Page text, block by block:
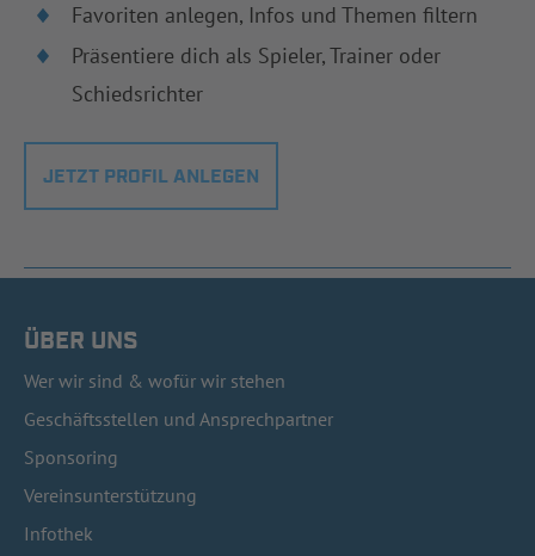
Favoriten anlegen, Infos und Themen filtern
Präsentiere dich als Spieler, Trainer oder
Schiedsrichter
JETZT PROFIL ANLEGEN
ÜBER UNS
Wer wir sind & wofür wir stehen
Geschäftsstellen und Ansprechpartner
Sponsoring
Vereinsunterstützung
Infothek